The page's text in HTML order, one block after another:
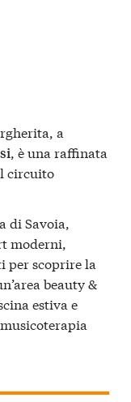
a
, è una raffinata
circuito
di Savoia,
moderni,
per scoprire la
beauty &
estiva e